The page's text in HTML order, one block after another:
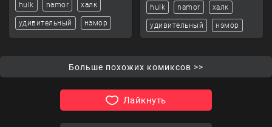
hulk namor халк
удивительный нэмор
hulk namor халк
удивительный нэмор
Больше похожих комиксов >>
Лайкнуть